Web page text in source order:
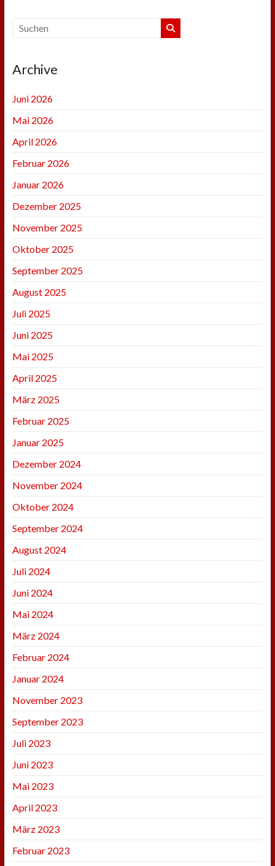
Archive
Juni 2026
Mai 2026
April 2026
Februar 2026
Januar 2026
Dezember 2025
November 2025
Oktober 2025
September 2025
August 2025
Juli 2025
Juni 2025
Mai 2025
April 2025
März 2025
Februar 2025
Januar 2025
Dezember 2024
November 2024
Oktober 2024
September 2024
August 2024
Juli 2024
Juni 2024
Mai 2024
März 2024
Februar 2024
Januar 2024
November 2023
September 2023
Juli 2023
Juni 2023
Mai 2023
April 2023
März 2023
Februar 2023